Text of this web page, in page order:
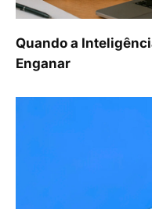
Quando a
Enganar